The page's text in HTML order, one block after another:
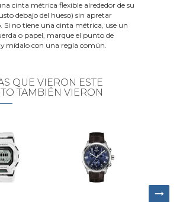
cinta métrica flexible alrededor de su
debajo del hueso) sin apretar
Si no tiene una cinta métrica, use un
o papel, marque el punto de
mídalo con una regla común.
QUE VIERON ESTE
TAMBIÉN VIERON